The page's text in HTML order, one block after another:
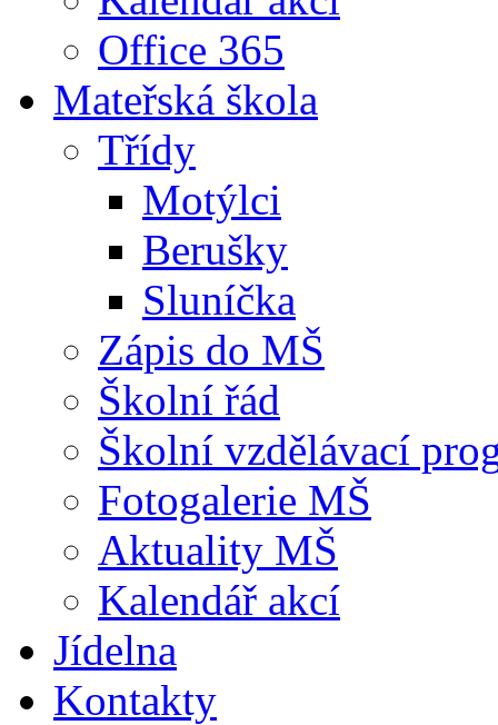
Office 365
Mateřská škola
Třídy
Motýlci
Berušky
Sluníčka
Zápis do MŠ
Školní řád
Školní vzdělávací
Fotogalerie MŠ
Aktuality MŠ
Kalendář akcí
Jídelna
Kontakty